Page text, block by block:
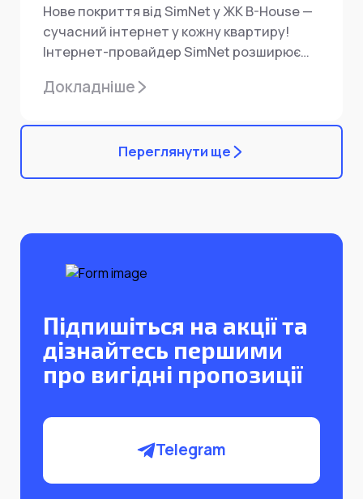
Нове покриття від SimNet у ЖК B-House —
сучасний інтернет у кожну квартиру!
Інтернет-провайдер SimNet розширює
Докладніше
Переглянути ще
Підпишіться на акції та
дізнайтесь першими
про вигідні пропозиції
Telegram